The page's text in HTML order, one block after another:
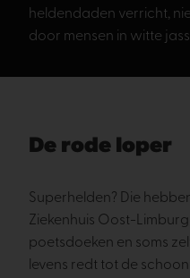
heldendaden verricht,
door mensen in witte
De rode loper
Superhelden? Die
Ziekenhuis Oost-
poetsdoeken en soms
levens redt tot de